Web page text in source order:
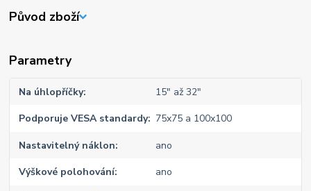
Původ zboží
Parametry
Na úhlopříčky 15" až 32"
Podporuje VESA standardy 75x75 a 100x100
Nastavitelný náklon ano
Výškové polohování ano